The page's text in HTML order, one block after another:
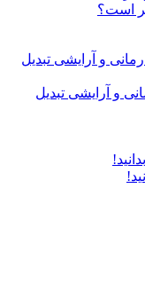
است؟
و آرایشی تبدیل